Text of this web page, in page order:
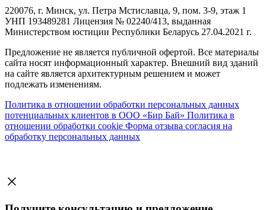
220076, г. Минск, ул. Петра Мстиславца, 9, пом. 3-9, этаж 1
УНП 193489281 Лицензия № 02240/413, выданная
Министерством юстиции Республики Беларусь 27.04.2021 г.
Предложение не является публичной офертой. Все материалы
сайта носят информационный характер. Внешний вид зданий
на сайте является архитектурным решением и может
подлежать изменениям.
Политика в отношении обработки персональных данных
потенциальных клиентов в ООО «Бир Бай» Политика в
отношении обработки cookie Форма отзыва согласия на
обработку персональных данных